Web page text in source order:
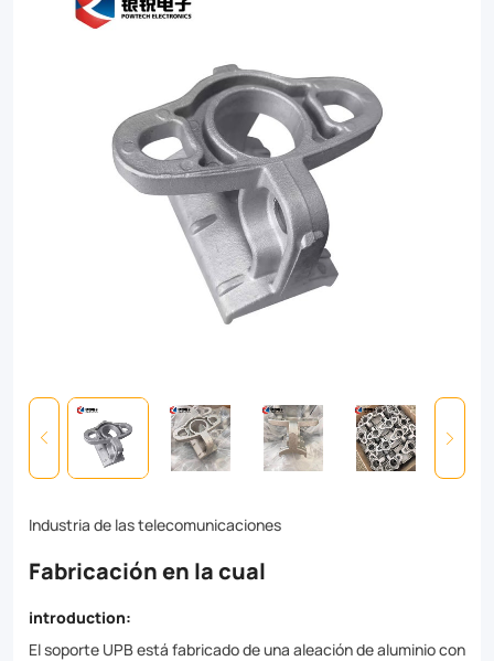
universal
fitting
covering
installation
situations
on
wooden,
Industria de las telecomunicaciones
Fabricación en la cual
introduction:
El soporte UPB está fabricado de una aleación de aluminio con